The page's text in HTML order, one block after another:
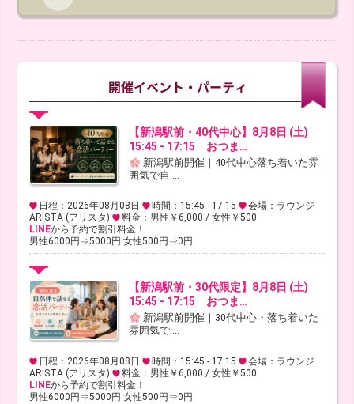
【新潟駅前・40代中心】8月8日 (土)
15:45 - 17:15 おつま…
新潟駅前開催｜40代中心落ち着いた雰
囲気で自 ...
日程：2026年08月08日 時間：15:45 - 17:15
会場：ラウンジ
ARISTA (アリスタ)
料金：男性￥6,000 / 女性￥500
LINEから予約で割引料金！
男性6000円⇒5000円 女性500円⇒0円
【新潟駅前・30代限定】8月8日 (土)
15:45 - 17:15 おつま…
新潟駅前開催｜30代中心・落ち着いた
雰囲気で ...
日程：2026年08月08日 時間：15:45 - 17:15
会場：ラウンジ
ARISTA (アリスタ)
料金：男性￥6,000 / 女性￥500
LINEから予約で割引料金！
男性6000円⇒5000円 女性500円⇒0円